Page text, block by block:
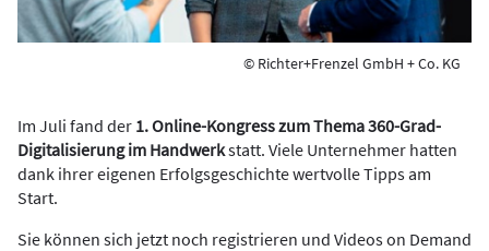
© Richter+Frenzel GmbH + Co. KG
Im Juli fand der 1. Online-Kongress zum Thema 360-Grad-
Digitalisierung im Handwerkstatt. Viele Unternehmer hatten
dank ihrer eigenen Erfolgsgeschichte wertvolle Tipps am
Start.
Sie können sich jetzt noch registrieren und Videos on Demand